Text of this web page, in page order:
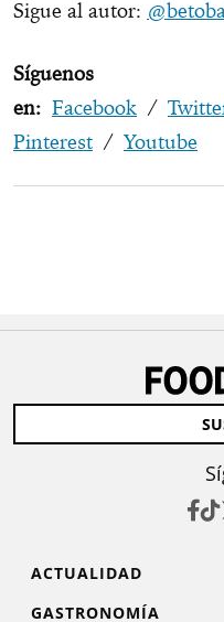
Sigue al autor:
Síguenos
en: Facebook /
Pinterest / Youtube
ACTUALIDAD
GASTRONOMÍA